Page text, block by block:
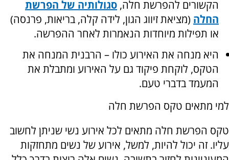
הקשורים להפרשת חלה, סגולותיה של הפרשת
החלה (מציאת זיווג הגון, לידה קלה, בריאות, פרנסה)
או תפילות מיוחדות הנאמרות לאחר ההפרשה.
היא מנחה את האירוע כולו – הרבנית המנחה את
הטקס, לוקחת פיקוד גם על האירוע ומתבלת את
המעמד בדברי טעם.
למי מתאים טקס הפרשת חלה
טקס הפרשת חלה מתאים לכל אירוע נשי שניתן לחשוב
עליו. זה יכול להיות, למשל, אירוע של נשים מתחזקות